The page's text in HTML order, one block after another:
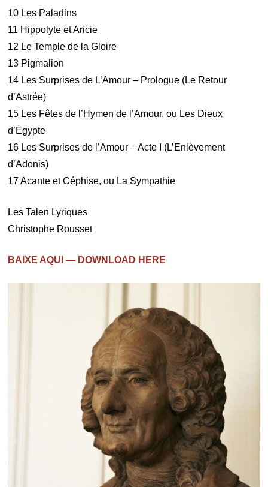
10 Les Paladins
11 Hippolyte et Aricie
12 Le Temple de la Gloire
13 Pigmalion
14 Les Surprises de L’Amour – Prologue (Le Retour
d’Astrée)
15 Les Fêtes de l’Hymen de l’Amour, ou Les Dieux
d’Égypte
16 Les Surprises de l’Amour – Acte I (L’Enlèvement
d’Adonis)
17 Acante et Céphise, ou La Sympathie
Les Talen Lyriques
Christophe Rousset
BAIXE AQUI — DOWNLOAD HERE